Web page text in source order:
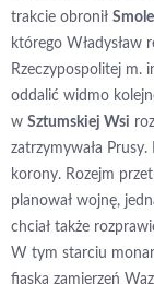
trakcie obronił
którego Władysław
Rzeczypospolitej m.
oddalić widmo
w Sztumskiej Wsi
zatrzymywała
korony. Rozejm
planował wojnę,
chciał także
W tym starciu
fiaska zamierzeń